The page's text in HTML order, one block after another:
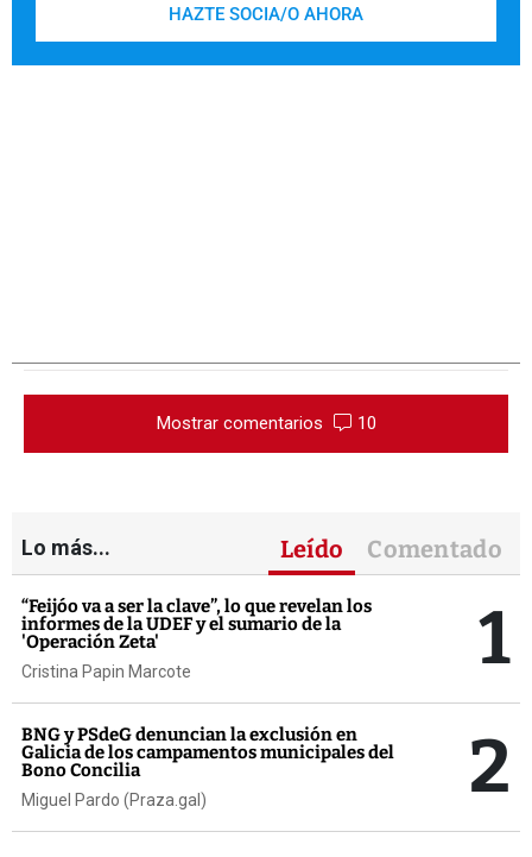
HAZTE SOCIA/O AHORA
Mostrar comentarios 10
Lo más... Leído Comentado
“Feijóo va a ser la clave”, lo que revelan los
informes de la UDEF y el sumario de la
'Operación Zeta'
Cristina Papin Marcote 1
BNG y PSdeG denuncian la exclusión en
Galicia de los campamentos municipales del
Bono Concilia
Miguel Pardo (Praza.gal) 2